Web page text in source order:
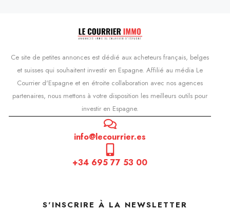
Ce site de petites annonces est dédié aux acheteurs français, belges
et suisses qui souhaitent investir en Espagne. Affilié au média Le
Courrier d'Espagne et en étroite collaboration avec nos agences
partenaires, nous mettons à votre disposition les meilleurs outils pour
investir en Espagne.
info@lecourrier.es
+34 695 77 53 00
S'INSCRIRE À LA NEWSLETTER